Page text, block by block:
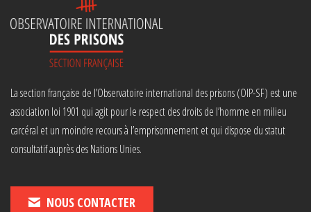
La section française de l’Observatoire international des prisons (OIP-SF) est une
association loi 1901 qui agit pour le respect des droits de l’homme en milieu
carcéral et un moindre recours à l’emprisonnement et qui dispose du statut
consultatif auprès des Nations Unies.
NOUS CONTACTER